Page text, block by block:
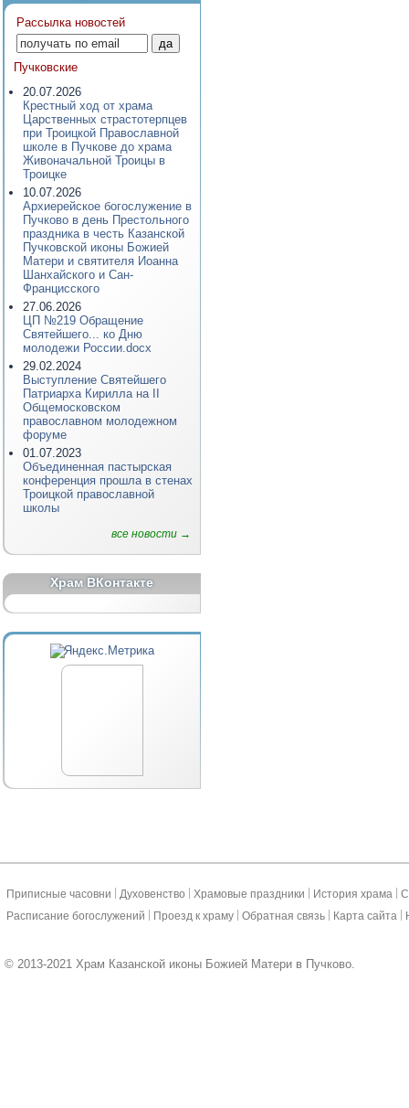
Рассылка новостей
Пучковские
20.07.2026
Крестный ход от храма
Царственных страстотерпцев
при Троицкой Православной
школе в Пучкове до храма
Живоначальной Троицы в
Троицке
10.07.2026
Архиерейское богослужение в
Пучково в день Престольного
праздника в честь Казанской
Пучковской иконы Божией
Матери и святителя Иоанна
Шанхайского и Сан-
Францисского
27.06.2026
ЦП №219 Обращение
Святейшего... ко Дню
молодежи России.docx
29.02.2024
Выступление Святейшего
Патриарха Кирилла на II
Общемосковском
православном молодежном
форуме
01.07.2023
Объединенная пастырская
конференция прошла в стенах
Троицкой православной
школы
все новости →
Храм ВКонтакте
Приписные часовни Духовенство Храмовые праздники История храма
Расписание богослужений
Проезд к храму Обратная связь Карта сайта
© 2013-2021 Храм Казанской иконы Божией Матери в Пучково.